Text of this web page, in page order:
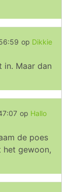
op Dikkie
in. Maar dan
op Hallo
de poes
het gewoon,